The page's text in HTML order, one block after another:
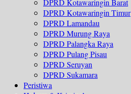
DPRD Kotawaringin Barat
DPRD Kotawaringin Timur
DPRD Lamandau
DPRD Murung Raya
DPRD Palangka Raya
DPRD Pulang Pisau
DPRD Seruyan
DPRD Sukamara
Peristiwa